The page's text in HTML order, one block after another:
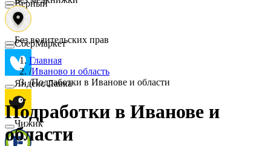
Верный
СберМаркет
Яндекс Лавка
Чижик
Без водительских прав
Главная
/Иваново и область
/Подработки в Иванове и области
Подработки в Иванове и
области